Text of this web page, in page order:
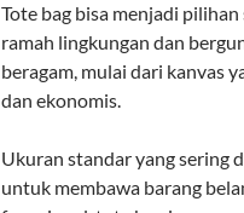
Tote bag bisa menjadi
ramah lingkungan dan
beragam, mulai dari kanvas
dan ekonomis.
Ukuran standar yang sering
untuk membawa barang